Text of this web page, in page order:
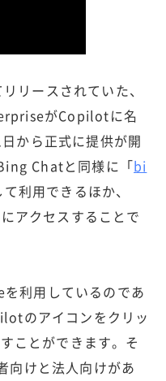
リースされていた、
がCopilotに名
から正式に提供が開
Chatと同様に「bi
利用できるほか、
にアクセスすることで
利用しているのであ
のアイコンをクリッ
ことができます。そ
向けと法人向けがあ